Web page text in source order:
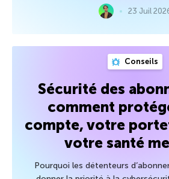
23 Juil
Conseils
Sécurité des
comment
compte, votre
votre santé
Pourquoi les détenteurs